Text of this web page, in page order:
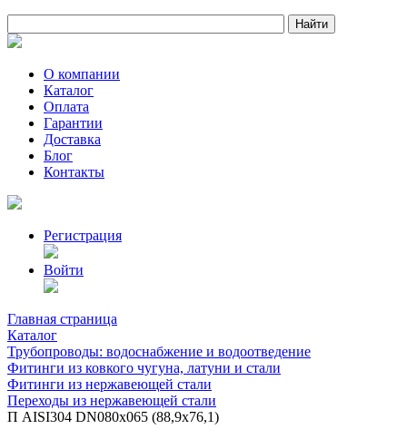
О компании
Каталог
Оплата
Гарантии
Доставка
Блог
Контакты
Регистрация
Войти
Главная страница
Каталог
Трубопроводы: водоснабжение и водоотведение
Фитинги из ковкого чугуна, латуни и стали
Фитинги из нержавеющей стали
Переходы из нержавеющей стали
П АISI304 DN080х065 (88,9х76,1)